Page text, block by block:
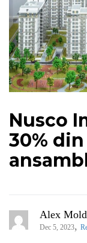
Nusco
30%
Alex
Dec 5, 2023,